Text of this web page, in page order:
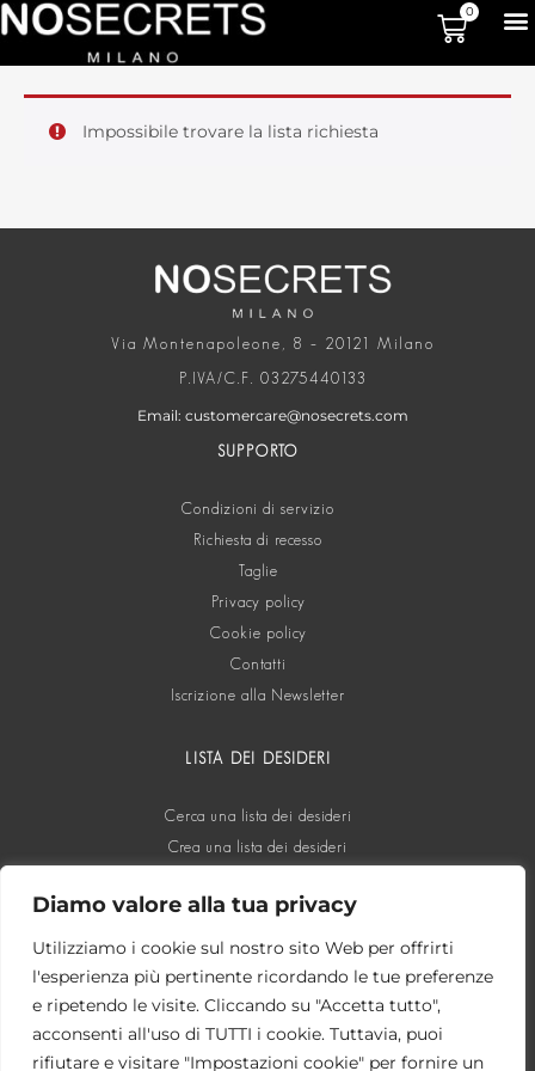
Diamo valore alla tua privacy
Utilizziamo i cookie sul nostro sito Web per offrirti
l'esperienza più pertinente ricordando le tue preferenze
e ripetendo le visite. Cliccando su "Accetta tutto",
acconsenti all'uso di TUTTI i cookie. Tuttavia, puoi
rifiutare e visitare "Impostazioni cookie" per fornire un
0
Impossibile trovare la lista richiesta
Via Montenapoleone, 8 – 20121 Milano
P.IVA/C.F. 03275440133
Email: customercare@nosecrets.com
SUPPORTO
Condizioni di servizio
Richiesta di recesso
Taglie
Privacy policy
Cookie policy
Contatti
Iscrizione alla Newsletter
LISTA DEI DESIDERI
Cerca una lista dei desideri
Crea una lista dei desideri
SOCIAL